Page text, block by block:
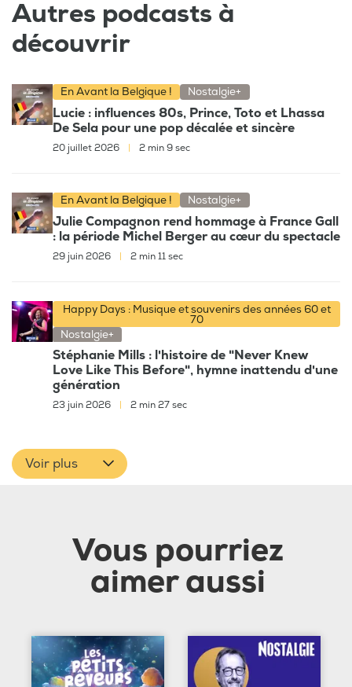
Autres podcasts à
découvrir
En Avant la Belgique ! Nostalgie+
Lucie : influences 80s, Prince, Toto et Lhassa
De Sela pour une pop décalée et sincère
20 juillet 2026 2 min 9 sec
En Avant la Belgique ! Nostalgie+
Julie Compagnon rend hommage à France Gall
: la période Michel Berger au cœur du spectacle
29 juin 2026 2 min 11 sec
Happy Days : Musique et souvenirs des années 60 et
70
Nostalgie+
Stéphanie Mills : l'histoire de "Never Knew
Love Like This Before", hymne inattendu d'une
génération
23 juin 2026 2 min 27 sec
Voir plus
Vous pourriez
aimer aussi